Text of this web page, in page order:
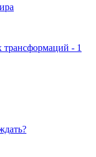
трансформаций - 1